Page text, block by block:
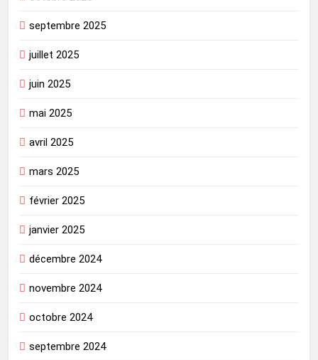
septembre 2025
juillet 2025
juin 2025
mai 2025
avril 2025
mars 2025
février 2025
janvier 2025
décembre 2024
novembre 2024
octobre 2024
septembre 2024